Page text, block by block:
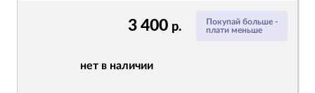
Покупай больше -
плати меньше
3 400 р.
нет в наличии